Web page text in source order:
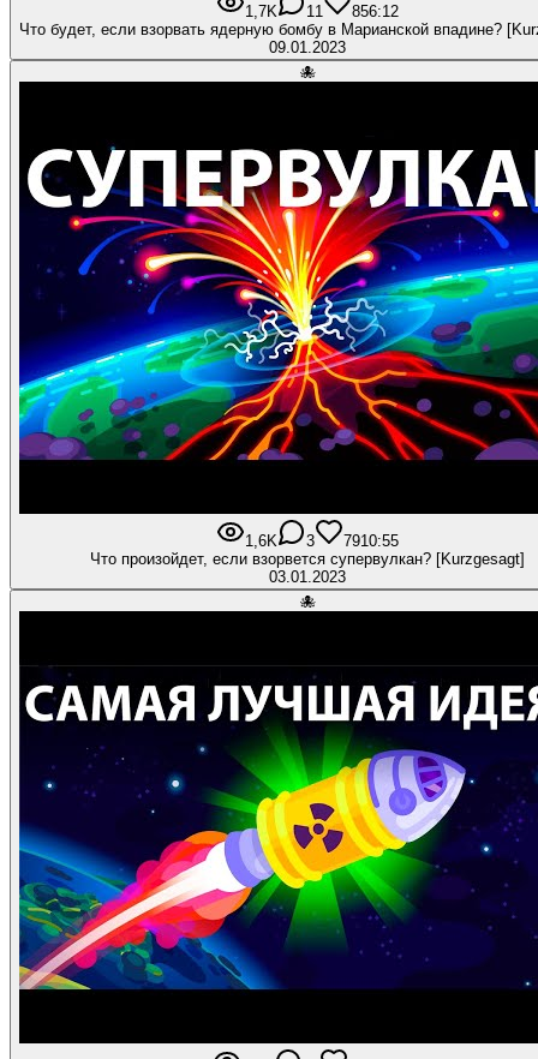
1,7K 11 856:12
Что будет, если взорвать ядерную бомбу в Марианской впадине?
09.01.2023
🐙
1,6K 3 7910:55
Что произойдет, если взорвется супервулкан? [Kurzgesagt]
03.01.2023
🐙